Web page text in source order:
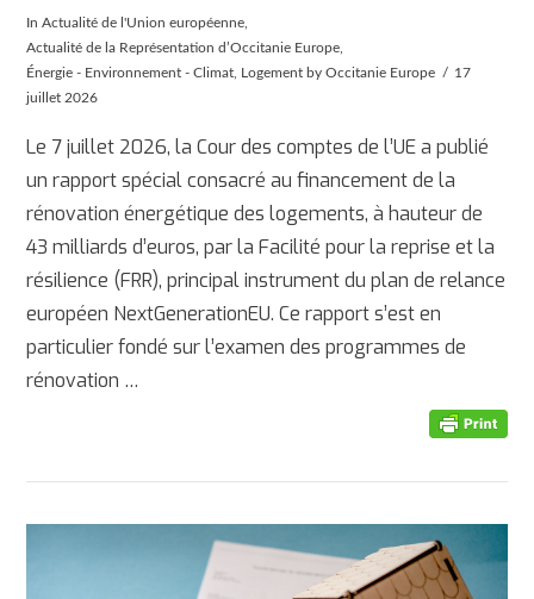
AFFICHER
InActualité de l'Union européenne
Actualité de la Représentation d’Occitanie Europe
Énergie - Environnement - Climat Logement by Occitanie Europe
17
juillet 2026
Le 7 juillet 2026, la Cour des comptes de l’UE a publié
un rapport spécial consacré au financement de la
rénovation énergétique des logements, à hauteur de
43 milliards d’euros, par la Facilité pour la reprise et la
résilience (FRR), principal instrument du plan de relance
européen NextGenerationEU. Ce rapport s’est en
particulier fondé sur l’examen des programmes de
rénovation …